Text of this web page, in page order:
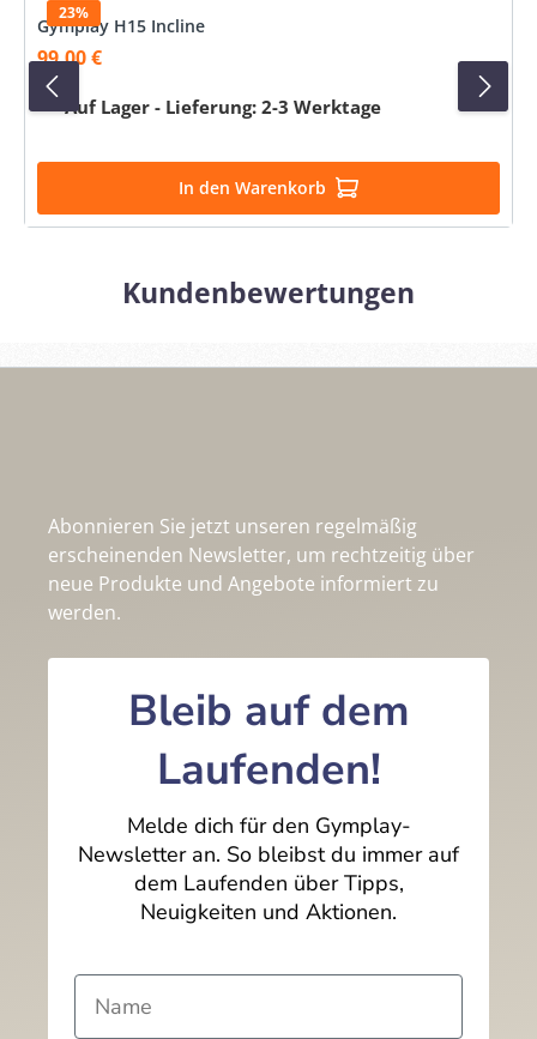
23%
Gymplay H15 Incline
Verkaufspreis:
99,00 €
Auf Lager - Lieferung: 2-3 Werktage
In den Warenkorb
Kundenbewertungen
Abonnieren Sie jetzt unseren regelmäßig
erscheinenden Newsletter, um rechtzeitig über
neue Produkte und Angebote informiert zu
werden.
Bleib auf dem
Laufenden!
Melde dich für den Gymplay-
Newsletter an. So bleibst du immer auf
dem Laufenden über Tipps,
Neuigkeiten und Aktionen.